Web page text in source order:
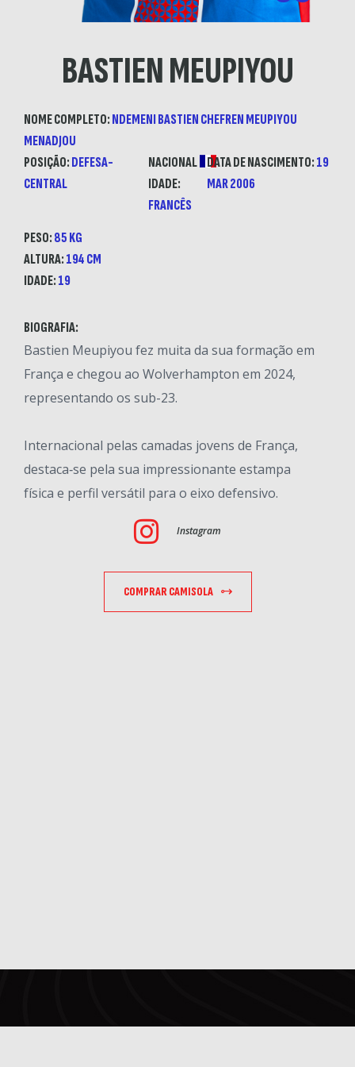
BASTIEN MEUPIYOU
NOME COMPLETO:NDEMENI BASTIEN CHEFREN MEUPIYOU
MENADJOU
POSIÇÃO:DEFESA-
CENTRAL
NACIONAL
IDADE:
FRANCÊS
DATA DE NASCIMENTO:19
MAR 2006
PESO:85 KG
ALTURA:194 CM
IDADE:19
BIOGRAFIA:
Bastien Meupiyou fez muita da sua formação em
França e chegou ao Wolverhampton em 2024,
representando os sub-23.
Internacional pelas camadas jovens de França,
destaca‑se pela sua impressionante estampa
física e perfil versátil para o eixo defensivo.
Instagram
COMPRAR CAMISOLA